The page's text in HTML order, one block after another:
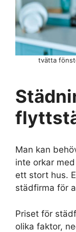
tvätta
Man kan
inte orkar
ett stort hus.
städfirma för
Priset för
olika faktor,